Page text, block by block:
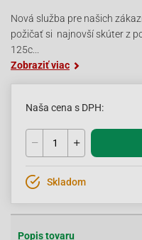
Nová služba pre našich
požičať si najnovší skúter z
125c...
Zobraziť viac
Naša cena s DPH:
Skladom
Popis tovaru